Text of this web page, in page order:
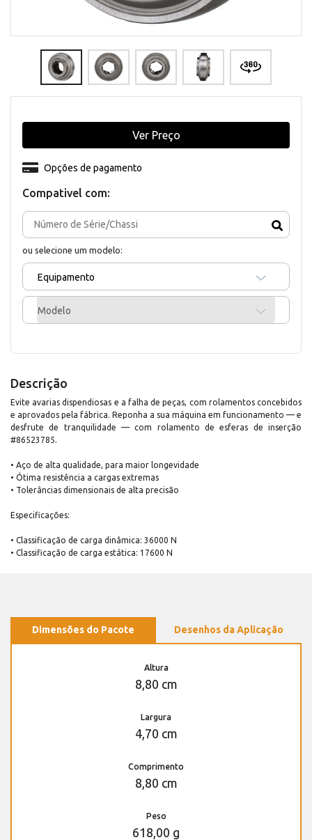
Compativel com:
ou selecione um modelo:
Equipamento
Modelo
Opções de pagamento
Ver Preço
Descrição
Evite avarias dispendiosas e a falha de peças, com rolamentos concebidos
e aprovados pela fábrica. Reponha a sua máquina em funcionamento — e
desfrute de tranquilidade — com rolamento de esferas de inserção
#86523785.
• Aço de alta qualidade, para maior longevidade
• Ótima resistência a cargas extremas
• Tolerâncias dimensionais de alta precisão
Especificações:
• Classificação de carga dinâmica: 36000 N
• Classificação de carga estática: 17600 N
Dimensões do Pacote Desenhos da Aplicação
Altura
8,80 cm
Largura
4,70 cm
Comprimento
8,80 cm
Peso
618,00 g